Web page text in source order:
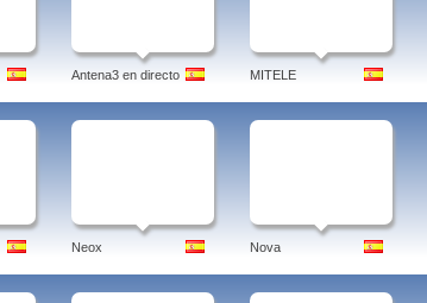
Antena3 en directo MITELE
Neox Nova